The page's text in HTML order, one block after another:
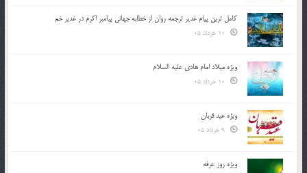
کامل ترین پیام غدیر ترجمه روان از خطابه جهانی پیامبر اکرم در غدیر خم
ویژه میلاد امام هادی علیه السلام
ویژه عید قربان
ویژه روز عرفه